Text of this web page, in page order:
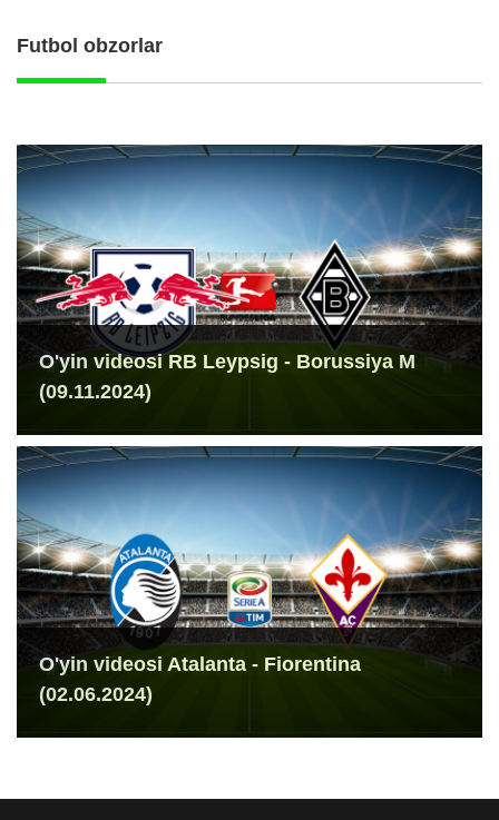
Futbol obzorlar
O'yin videosi RB Leypsig - Borussiya M
(09.11.2024)
O'yin videosi Atalanta - Fiorentina
(02.06.2024)